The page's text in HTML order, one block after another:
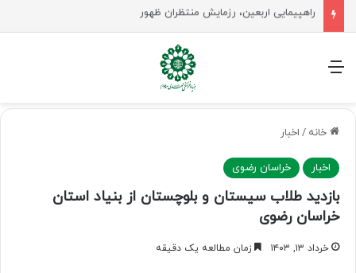
جلسه شورای سیاستگذاری فعالیت های مهدوی مازنداران برگزار شد
منو
خانه / اخبار
اخبار خراسان رضوی
بازدید طلاب سیستان و بلوچستان از بنیاد استان
خراسان رضوی
خرداد ۱۳, ۱۴۰۳ زمان مطالعه یک دقیقه